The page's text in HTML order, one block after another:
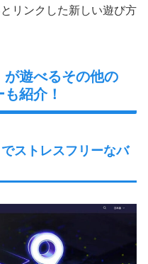
リンクした新しい遊び方
遊べるその他の
紹介！
ストレスフリーなバ